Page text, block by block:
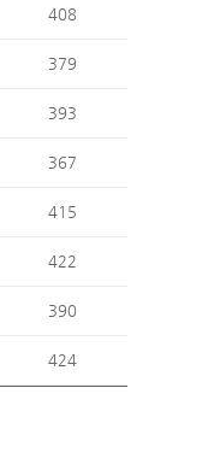
408
379
393
367
415
422
390
424